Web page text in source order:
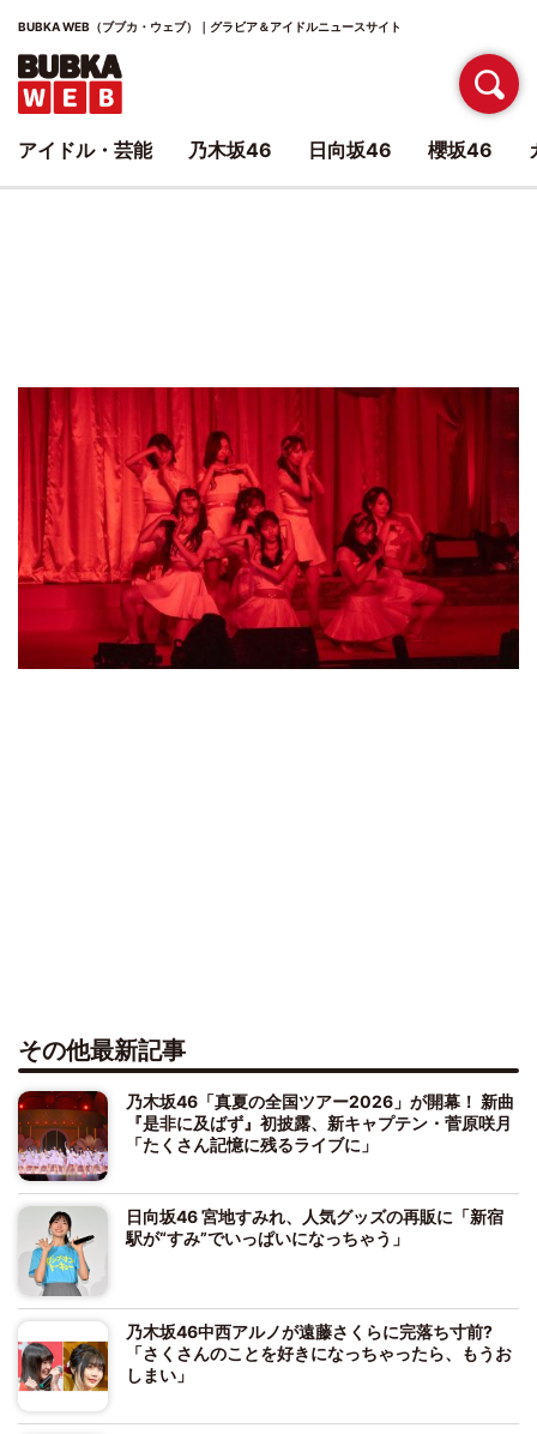
BUBKA WEB（ブブカ・ウェブ）｜グラビア＆アイドルニュースサイト
その他最新記事
乃木坂46「真夏の全国ツアー2026」が開幕！ 新曲
『是非に及ばず』初披露、新キャプテン・菅原咲月
「たくさん記憶に残るライブに」
日向坂46 宮地すみれ、人気グッズの再販に「新宿
駅が“すみ”でいっぱいになっちゃう」
乃木坂46中西アルノが遠藤さくらに完落ち寸前?
「さくさんのことを好きになっちゃったら、もうお
しまい」
アイドル・芸能 乃木坂46 日向坂46 櫻坂46